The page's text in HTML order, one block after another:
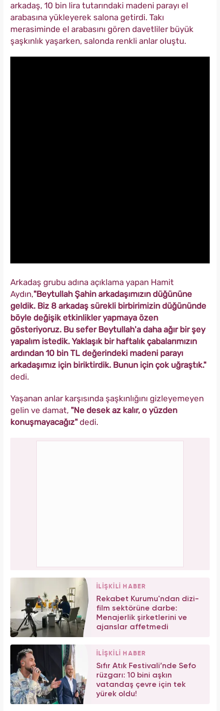
arkadaş, 10 bin lira tutarındaki madeni parayı el
arabasına yükleyerek salona getirdi. Takı
merasiminde el arabasını gören davetliler büyük
şaşkınlık yaşarken, salonda renkli anlar oluştu.
Arkadaş grubu adına açıklama yapan Hamit
Aydın,"Beytullah Şahin arkadaşımızın düğününe
geldik. Biz 8 arkadaş sürekli birbirimizin düğününde
böyle değişik etkinlikler yapmaya özen
gösteriyoruz. Bu sefer Beytullah'a daha ağır bir şey
yapalım istedik. Yaklaşık bir haftalık çabalarımızın
ardından 10 bin TL değerindeki madeni parayı
arkadaşımız için biriktirdik. Bunun için çok uğraştık."
dedi.
Yaşanan anlar karşısında şaşkınlığını gizleyemeyen
gelin ve damat, "Ne desek az kalır, o yüzden
konuşmayacağız" dedi.
İLİŞKİLİ HABER
Rekabet Kurumu'ndan dizi-
film sektörüne darbe:
Menajerlik şirketlerini ve
ajanslar affetmedi
İLİŞKİLİ HABER
Sıfır Atık Festivali’nde Sefo
rüzgarı: 10 bini aşkın
vatandaş çevre için tek
yürek oldu!